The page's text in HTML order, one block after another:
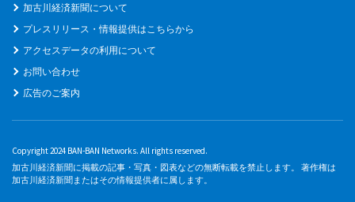
加古川経済新聞について
プレスリリース・情報提供はこちらから
アクセスデータの利用について
お問い合わせ
広告のご案内
Copyright 2024 BAN-BAN Networks. All rights reserved.
加古川経済新聞に掲載の記事・写真・図表などの無断転載を禁止します。 著作権は
加古川経済新聞またはその情報提供者に属します。